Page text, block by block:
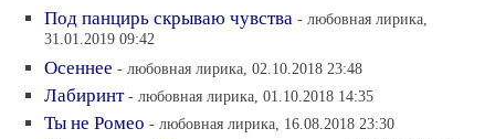
Под панцирь скрываю чувства - любовная лирика,
31.01.2019 09:42
Осеннее - любовная лирика, 02.10.2018 23:48
Лабиринт - любовная лирика, 01.10.2018 14:35
Ты не Ромео - любовная лирика, 16.08.2018 23:30